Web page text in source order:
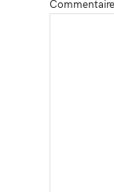
Commentaire